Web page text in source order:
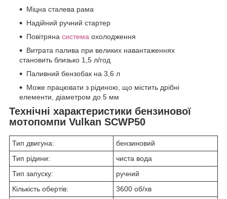
Міцна сталева рама
Надійний ручний стартер
Повітряна система охолодження
Витрата палива при великих навантаженнях
становить близько 1,5 л/год
Паливний бензобак на 3,6 л
Може працювати з рідиною, що містить дрібні
елементи, діаметром до 5 мм
Технічні характеристики бензинової
мотопомпи Vulkan SCWP50
Тип двигуна:
бензиновий
Тип рідини:
чиста вода
Тип запуску:
ручний
Кількість обертів:
3600 об/хв